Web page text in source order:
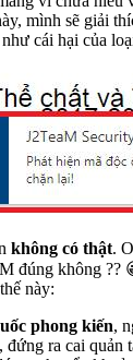
mình sẽ giải
cái hại của
không có thật.
đúng không ??
này:
phong kiến,
ra cai quản